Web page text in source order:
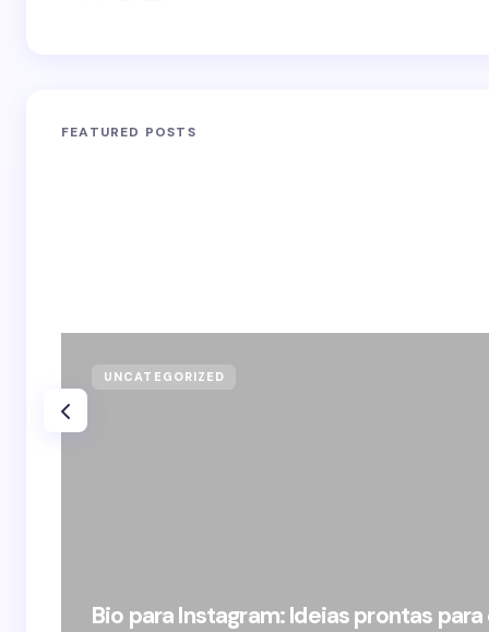
FEATURED POSTS
UNCATEGORIZED
Bio para Instagram: Ideias prontas